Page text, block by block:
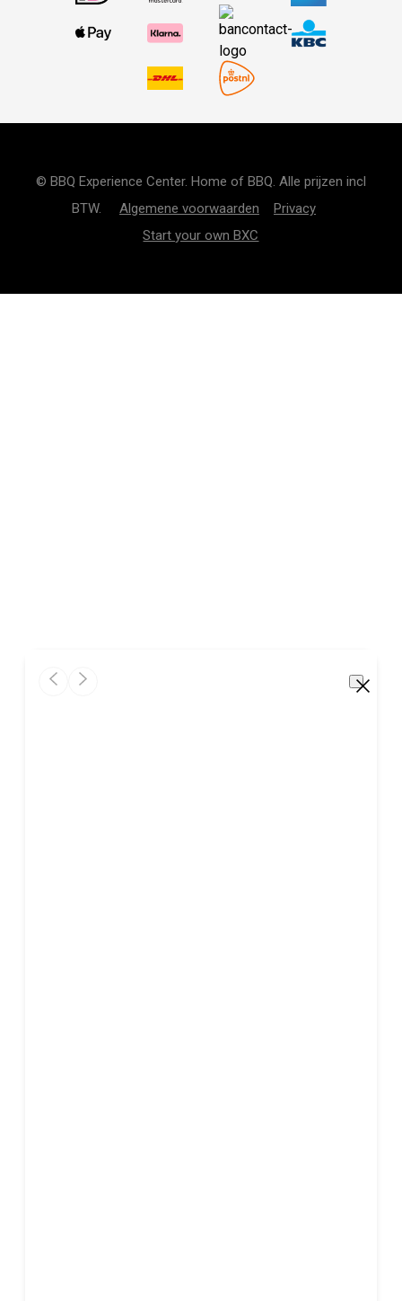
© BBQ Experience Center. Home of BBQ. Alle prijzen incl
BTW. Algemene voorwaarden
Privacy
Start your own BXC